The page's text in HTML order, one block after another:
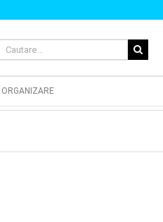
Cautare...
ORGANIZARE